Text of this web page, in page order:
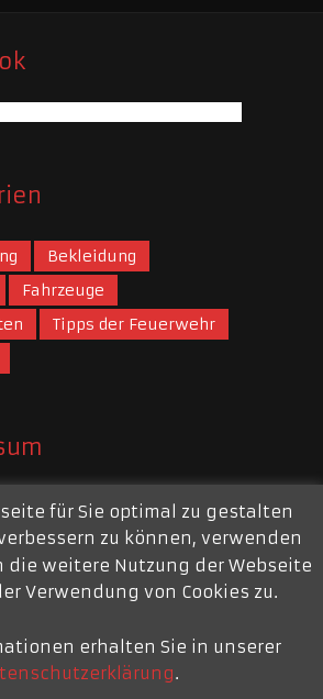
Bekleidung
Fahrzeuge
Tipps der Feuerwehr
repelen.de
für Sie optimal zu gestalten
zu können, verwenden
die weitere Nutzung der Webseite
Verwendung von Cookies zu.
erhalten Sie in unserer
.